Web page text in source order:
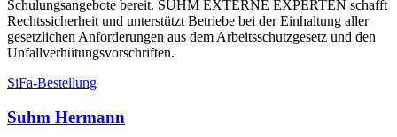
Schulungsangebote bereit. SUHM EXTERNE EXPERTEN schafft
Rechtssicherheit und unterstützt Betriebe bei der Einhaltung aller
gesetzlichen Anforderungen aus dem Arbeitsschutzgesetz und den
Unfallverhütungsvorschriften.
SiFa-Bestellung
Suhm Hermann